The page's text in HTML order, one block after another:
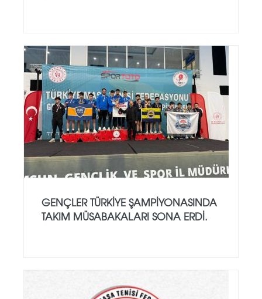
GENÇLER TÜRKIYE ŞAMPIYONASINDA
TAKIM MÜSABAKALARI SONA ERDI.